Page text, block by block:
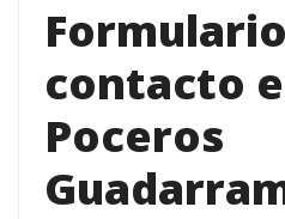
contacto
Poceros